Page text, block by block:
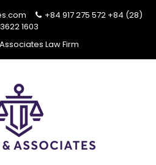
+84 917 275 572 +84 (28)
3622 1603
Law Firm